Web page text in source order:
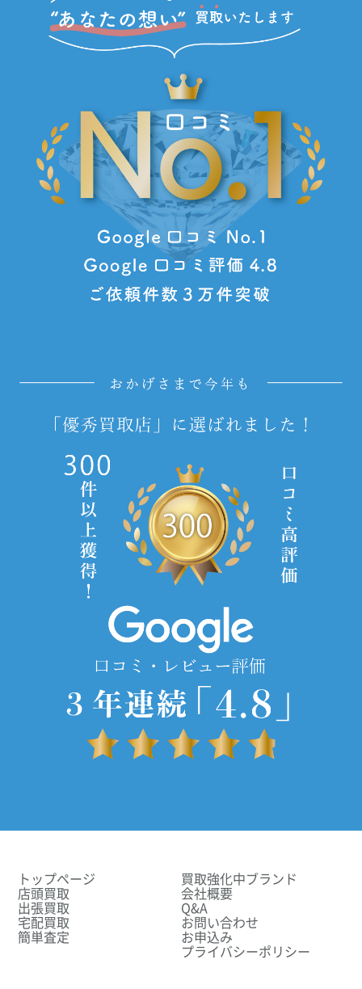
トップページ
店頭買取
出張買取
宅配買取
簡単査定
買取強化中ブランド
会社概要
Q&A
お問い合わせ
お申込み
プライバシーポリシー